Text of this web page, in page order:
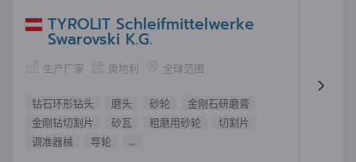
TYROLIT Schleifmittelwerke
Swarovski K.G.
生产厂家 奥地利 全球范围
钻石环形钻头 磨头 砂轮
金刚石研磨膏
金刚钻切割片
砂瓦 粗磨用砂轮
切割片
调准器械
导轮 ...